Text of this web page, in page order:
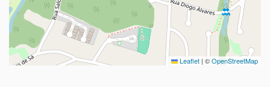
Leaflet | ©OpenStreetMap